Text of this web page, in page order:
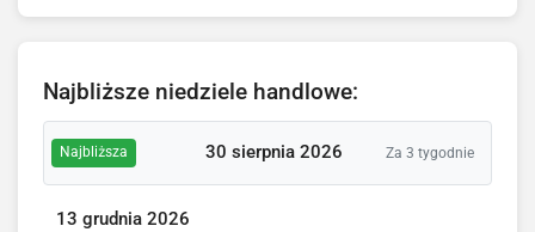
Najbliższe niedziele handlowe:
Najbliższa 30 sierpnia 2026 Za 3 tygodnie
13 grudnia 2026